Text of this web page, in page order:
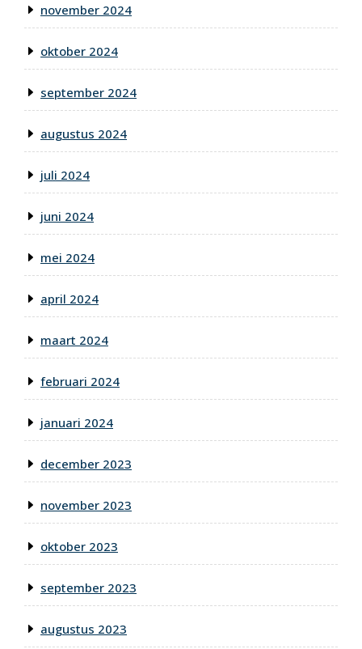
november 2024
oktober 2024
september 2024
augustus 2024
juli 2024
juni 2024
mei 2024
april 2024
maart 2024
februari 2024
januari 2024
december 2023
november 2023
oktober 2023
september 2023
augustus 2023